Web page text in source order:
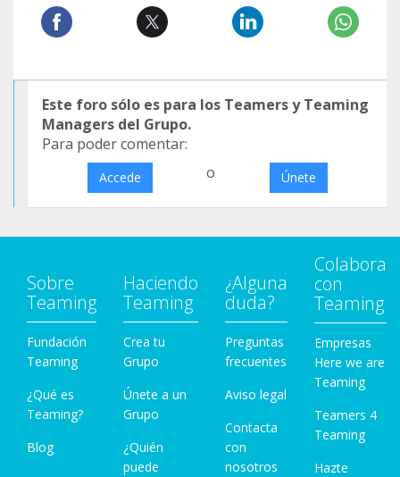
Este foro sólo es para los Teamers y Teaming
Managers del Grupo.
Para poder comentar:
Accede o Únete
Sobre
Teaming
Fundación
Teaming
¿Qué es
Teaming?
Blog
Haciendo
Teaming
Crea tu
Grupo
Únete a un
Grupo
¿Quién
puede
¿Alguna
duda?
Preguntas
frecuentes
Aviso legal
Contacta
con
nosotros
Colabora
con
Teaming
Empresas
Here we are
Teaming
Teamers 4
Teaming
Hazte